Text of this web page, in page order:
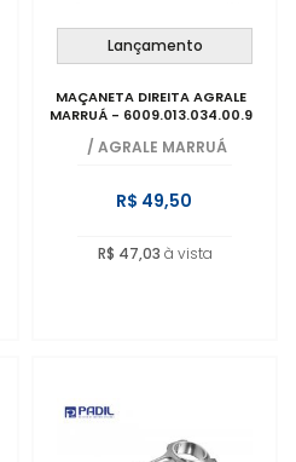
Lançamento
MAÇANETA DIREITA AGRALE
MARRUÁ - 6009.013.034.00.9
/ AGRALE MARRUÁ
R$ 49,50
R$ 47,03 à vista